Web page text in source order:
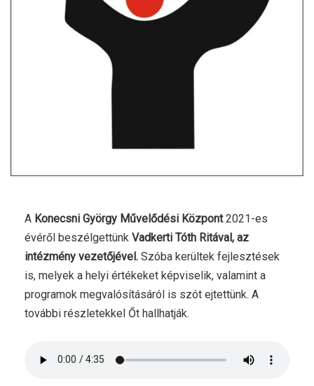
A Konecsni György Művelődési Központ2021-es
évéről beszélgettünk Vadkerti Tóth Ritával, az
intézmény vezetőjével. Szóba kerültek fejlesztések
is, melyek a helyi értékeket képviselik, valamint a
programok megvalósításáról is szót ejtettünk. A
további részletekkel Őt hallhatják.